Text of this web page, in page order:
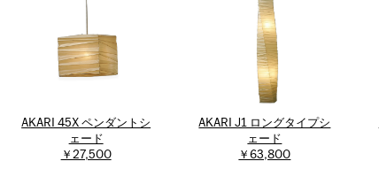
AKARI 45X ペンダントシ
ェード
￥27,500
AKARI J1 ロングタイプシ
ェード
￥63,800